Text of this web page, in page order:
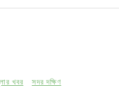
খবর সদর দক্ষিণ